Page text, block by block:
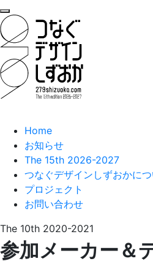
Home
お知らせ
The 15th 2026-2027
つなぐデザインしずおかに
プロジェクト
お問い合わせ
The 10th 2020-2021
参加メーカー＆